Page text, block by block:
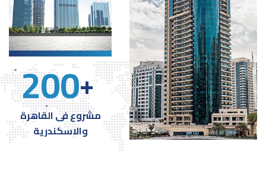
200+
مشروع فى القاهرة
والاسكندرية